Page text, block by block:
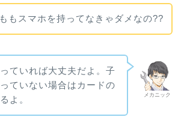
もスマホを持ってなきゃダメなの??
メカニック
ていれば大丈夫だよ。子
ていない場合はカードの
よ。